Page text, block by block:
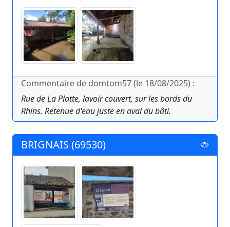
Commentaire de domtom57 (le 18/08/2025) :
Rue de La Platte, lavoir couvert, sur les bords du
Rhins. Retenue d'eau juste en aval du bâti.
BRIGNAIS (69530)